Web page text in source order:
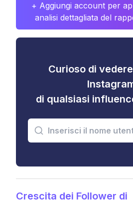
+ Aggiungi account per
analisi dettagliata del
Curioso di
di qualsiasi
Crescita dei Follower di